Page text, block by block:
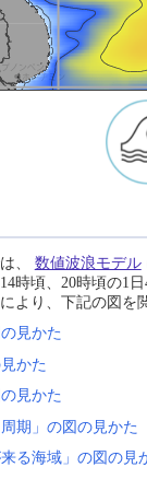
、 数値波浪モデル
時頃、20時頃の1
より、下記の図を
見かた
かた
見かた
期」の図の見かた
る海域」の図の見